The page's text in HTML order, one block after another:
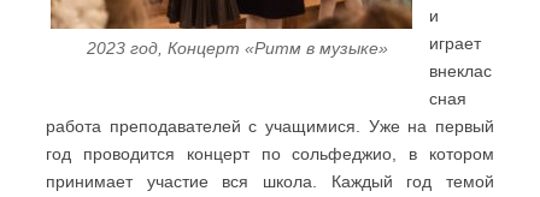
2023 год, Концерт «Ритм в музыке»
и
играет
внеклас
сная
работа преподавателей с учащимися. Уже на первый
год проводится концерт по сольфеджио, в котором
принимает участие вся школа. Каждый год темой